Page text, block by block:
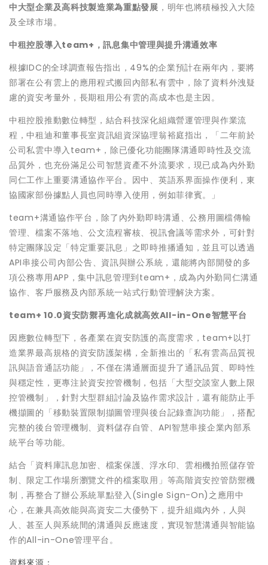
中大型企業及高科技製造業為重點發展 ，明年也將積極投入大陸
及全球市場。
中租控股導入team+ ，訊息集中管理與提升溝通效率
根據IDC的全球調查報告指出，49%的企業預計在兩年內，要將
部署在公有雲上的應用程式搬回內部私有雲中，除了資料外洩疑
慮的資安考量外，長期租用公有雲的高成本也是主因。
中租控股推動數位轉型，結合科技深化組織營運管理與作業流
程，中租迪和董事長室資訊組資深協理翁裕庭指出，「二年前於
公司私雲中導入team+，除已優化功能團隊溝通即時性及交流
品質外，也充份滿足公司智慧資產不外流要求，現已成為內外勤
同仁工作上重要溝通協作平台。因中、英語系界面操作便利，東
協國家部份據點人員也同時導入使用，例如菲律賓。」
team+溝通協作平台，除了內外勤即時溝通、公務用圖檔傳輸
管理、檔案不落地、公文流程審核、視訊會議等需求外，可針對
特定團隊設定「特定重要訊息」之即時推播通知，並且可以透過
API串接公司內部公告、資訊與辦公系統，還能將內部開發的多
項公務專用APP，集中訊息管理到team+，成為內外勤同仁溝通
協作、客戶服務及內部系統一站式行動管理解決方案。
team+ 10.0資安防禦再進化成就高效All-in-One智慧平台
因應數位轉型下，各產業在資安防護的高度需求，team+以打
造業界最高規格的資安防護架構，全新推出的「私有雲高品質視
訊與語音通話功能」，不僅在溝通層面提升了通訊品質、即時性
與穩定性，更專注於資安控管機制，包括「大型交談室人數上限
控管機制」，針對大型群組討論及協作需求設計，還有能防止手
機擷圖的「移動裝置限制擷圖管理與後台記錄查詢功能」，搭配
完整的後台管理機制、資料儲存自管、API智慧串接企業內部系
統平台等功能。
結合「資料庫訊息加密、檔案保護、浮水印、雲相機拍照儲存管
制、限定工作場所瀏覽文件的檔案取用」等高階資安控管防禦機
制，再整合了辦公系統單點登入(Single Sign-On)之應用中
心，在兼具高效能與高資安二大優勢下，提升組織內外，人與
人、甚至人與系統間的溝通與反應速度，實現智慧溝通與智能協
作的All-in-One管理平台。